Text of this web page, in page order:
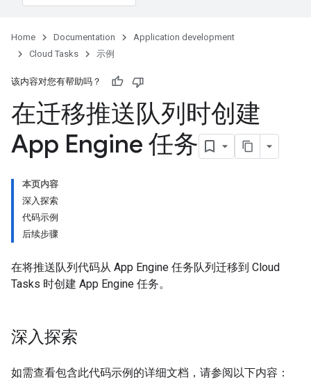
Home Documentation
Application development
Cloud Tasks
示例
该内容对您有帮助吗？
在迁移推送队列时创建
App Engine 任务
本页内容
深入探索
代码示例
后续步骤
在将推送队列代码从 App Engine 任务队列迁移到 Cloud
Tasks 时创建 App Engine 任务。
深入探索
如需查看包含此代码示例的详细文档，请参阅以下内容：